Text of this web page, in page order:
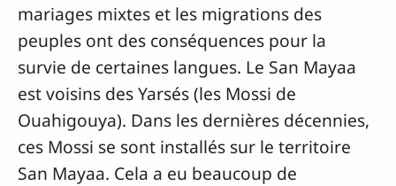
mariages mixtes et les migrations des
peuples ont des conséquences pour la
survie de certaines langues. Le San Mayaa
est voisins des Yarsés (les Mossi de
Ouahigouya). Dans les dernières décennies,
ces Mossi se sont installés sur le territoire
San Mayaa. Cela a eu beaucoup de